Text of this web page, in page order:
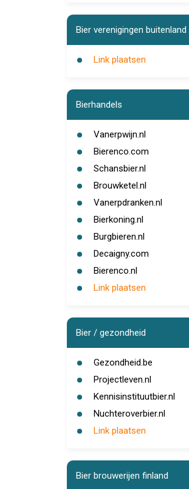
Bier verenigingen buitenland
Link plaatsen
Bierhandels
Vanerpwijn.nl
Bierenco.com
Schansbier.nl
Brouwketel.nl
Vanerpdranken.nl
Bierkoning.nl
Burgbieren.nl
Decaigny.com
Bierenco.nl
Link plaatsen
Bier / gezondheid
Gezondheid.be
Projectleven.nl
Kennisinstituutbier.nl
Nuchteroverbier.nl
Link plaatsen
Bier brouwerijen finland